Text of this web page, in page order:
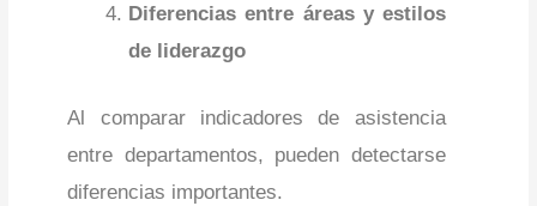
Diferencias entre áreas y estilos
de liderazgo
Al comparar indicadores de asistencia
entre departamentos, pueden detectarse
diferencias importantes.